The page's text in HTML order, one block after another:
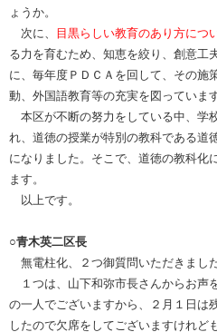
ょうか。
次に、 目黒らしい教育のあり方につ
る力を育むため、知恵を絞り、創意工
に、毎年度ＰＤＣＡを回して、その施
動、外国語教育等の充実を図っています
本区が不断の努力をしている中、学
れ、道徳の授業が特別の教科である道
になりました。そこで、道徳の教科化
ます。
以上です。
○青木英二区長
無電柱化、２つ御質問いただきました
１つは、山下和弥市長さんからお声
の一人でございますから、２月１日は
したので欠席をしてございますけれど